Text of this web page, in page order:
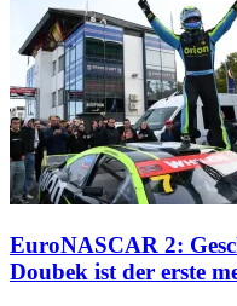
EuroNASCAR 2:
Doubek ist der erste